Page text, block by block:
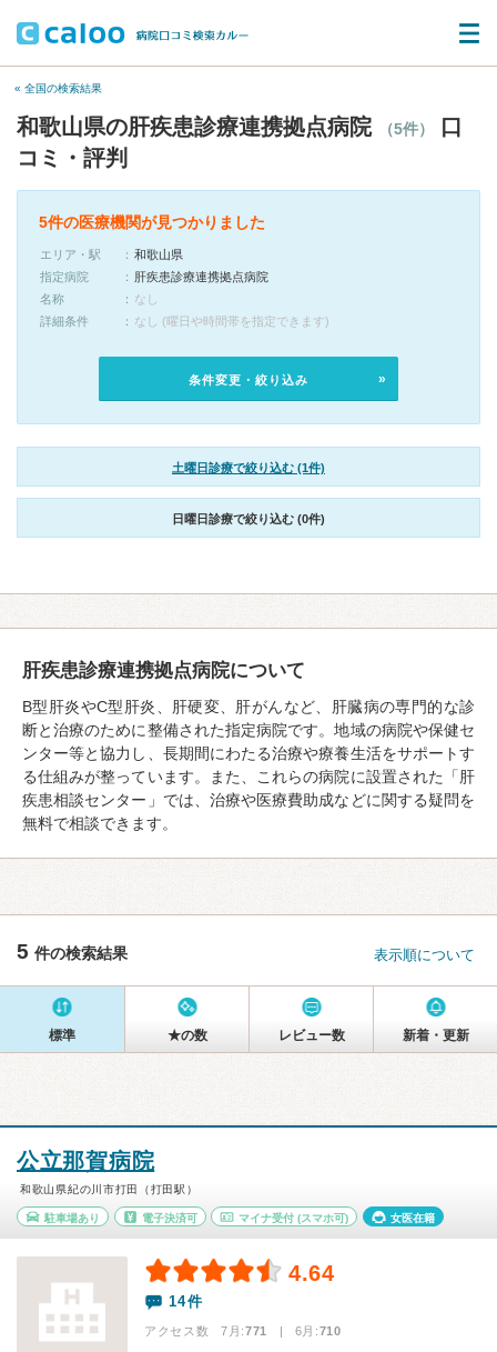
« 全国の検索結果
和歌山県の肝疾患診療連携拠点病院 （5件）
口
コミ・評判
5件の医療機関が見つかりました
エリア・駅
和歌山県
指定病院
肝疾患診療連携拠点病院
名称
なし
詳細条件
なし (曜日や時間帯を指定できます)
条件変更・絞り込み
土曜日診療で絞り込む (1件)
日曜日診療で絞り込む (0件)
肝疾患診療連携拠点病院について
B型肝炎やC型肝炎、肝硬変、肝がんなど、肝臓病の専門的な診
断と治療のために整備された指定病院です。地域の病院や保健セ
ンター等と協力し、長期間にわたる治療や療養生活をサポートす
る仕組みが整っています。また、これらの病院に設置された「肝
疾患相談センター」では、治療や医療費助成などに関する疑問を
無料で相談できます。
5 件の検索結果 表示順について
標準 ★の数 レビュー数 新着・更新
公立那賀病院
和歌山県紀の川市打田（打田駅）
駐車場あり 電子決済可 マイナ受付 (スマホ可) 女医在籍
4.64
14件
アクセス数 7月:771 | 6月:710